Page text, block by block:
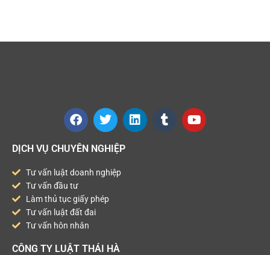
DỊCH VỤ CHUYÊN NGHIỆP
Tư vấn luật doanh nghiệp
Tư vấn đầu tư
Làm thủ tục giấy phép
Tư vấn luật đất đai
Tư vấn hôn nhân
CÔNG TY LUẬT THÁI HÀ